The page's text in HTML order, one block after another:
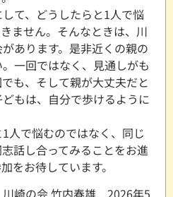
て、どうしたらと1人で悩
ません。そんなときは、川
あります。是非近くの親の
一回ではなく、見通しがも
も、そして親が大丈夫だと
もは、自分で歩けるように
人で悩むのではなく、同じ
話し合ってみることをお進
をお待しています。